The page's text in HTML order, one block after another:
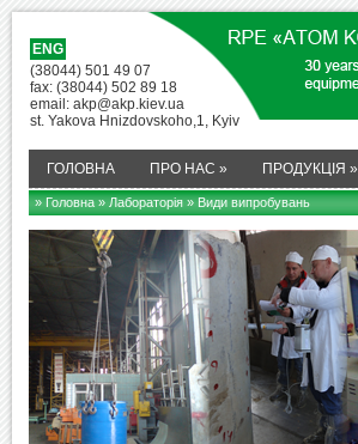
ENG
(38044) 501 49 07
fax: (38044) 502 89 18
email: akp@akp.kiev.ua
st. Yakova Hnizdovskoho,1, Kyiv
ГОЛОВНА ПРО НАС » ПРОДУКЦІЯ »
» Головна»Лабораторія» Види випробувань